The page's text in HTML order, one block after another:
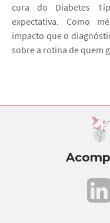
cura do Diabetes
expectativa. Como
impacto que o
sobre a rotina de quem